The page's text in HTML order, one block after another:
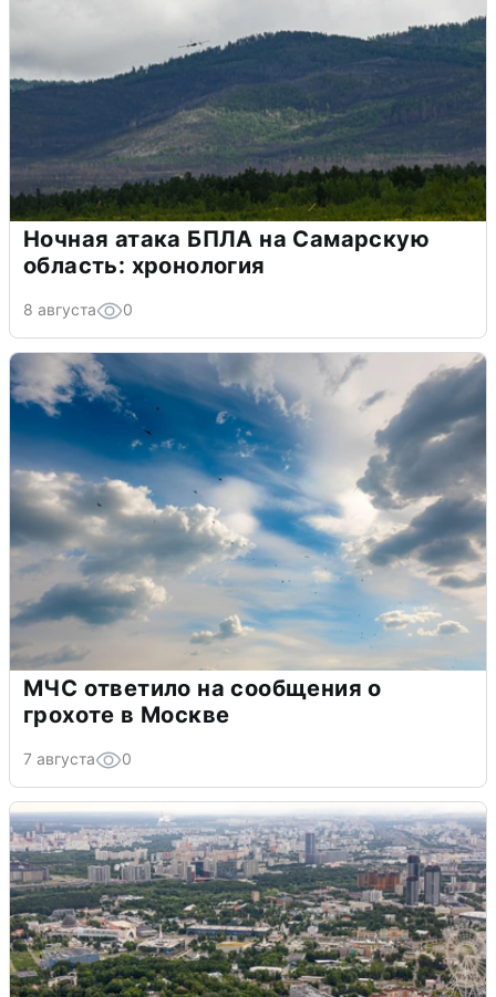
Ночная атака БПЛА на Самарскую
область: хронология
8 августа 0
МЧС ответило на сообщения о
грохоте в Москве
7 августа 0